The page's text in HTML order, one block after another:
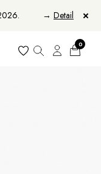
→ Detail
0